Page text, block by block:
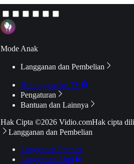
Mode Anak
Langganan dan Pembelian
Hubungkan ke TV
Pengaturan
Bantuan dan Lainnya
Hak Cipta ©2026 Vidio.comHak cipta
Langganan dan Pembelian
Langganan Premier
Langganan Aktif